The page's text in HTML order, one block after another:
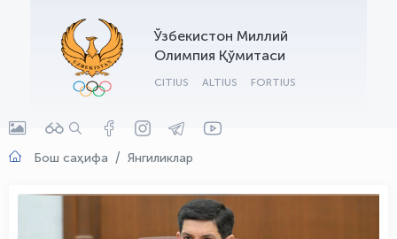
Ўзбекистон Миллий
Олимпия Қўмитаси
CITIUS ALTIUS FORTIUS
Бош саҳифа Янгиликлар
OLYMPCHIK AI - yordamchi
Онлайн · olympic.uz